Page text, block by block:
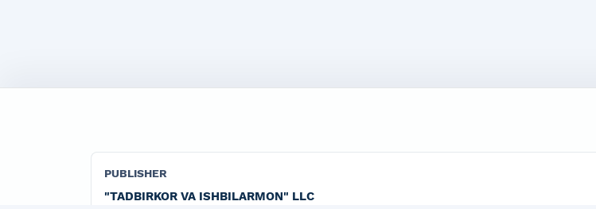
PUBLISHER
"TADBIRKOR VA ISHBILARMON" LLC